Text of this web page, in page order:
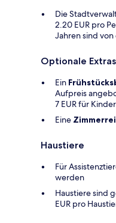
Die
2.20 EUR pro
Jahren sind
Optionale Extras
Ein
Aufpreis
7 EUR für Kinder
Eine
Haustiere
Für
werden
Haustiere sind
EUR pro